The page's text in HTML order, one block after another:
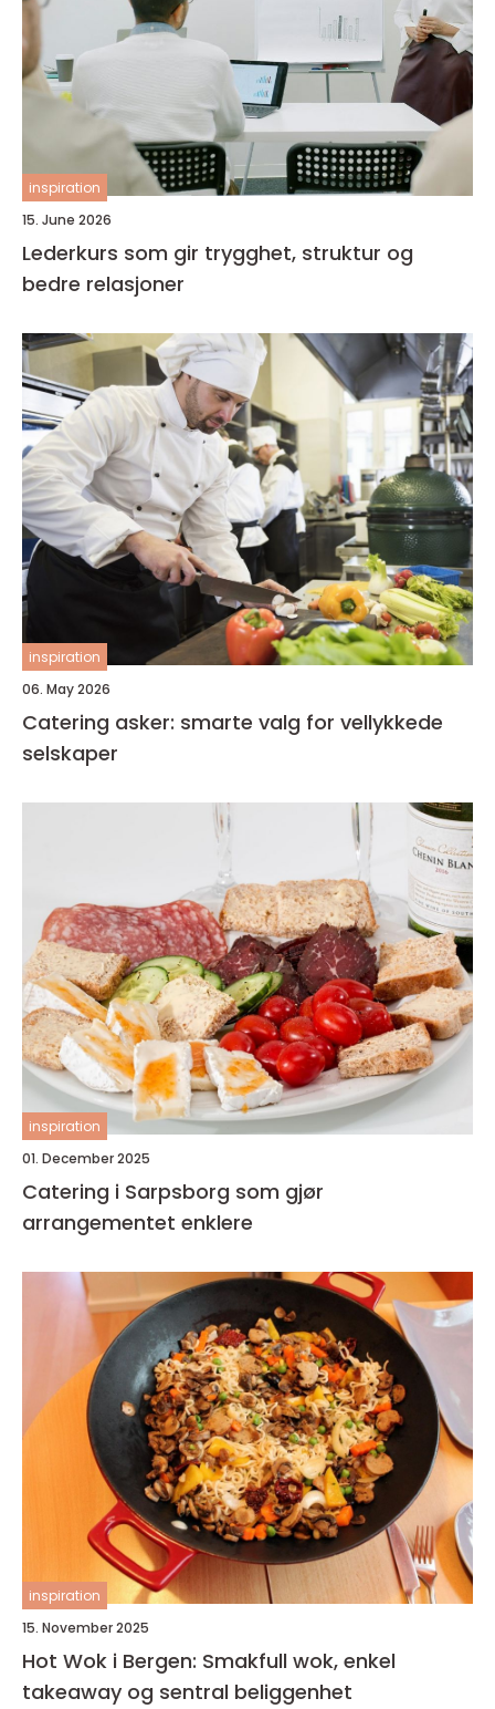
inspiration
15. June 2026
Lederkurs som gir trygghet, struktur og
bedre relasjoner
inspiration
06. May 2026
Catering asker: smarte valg for vellykkede
selskaper
inspiration
01. December 2025
Catering i Sarpsborg som gjør
arrangementet enklere
inspiration
15. November 2025
Hot Wok i Bergen: Smakfull wok, enkel
takeaway og sentral beliggenhet